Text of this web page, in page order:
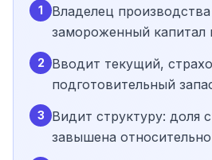
1
Владелец
замороженный капитал
2
Вводит текущий,
подготовительный
3
Видит структуру: доля
завышена